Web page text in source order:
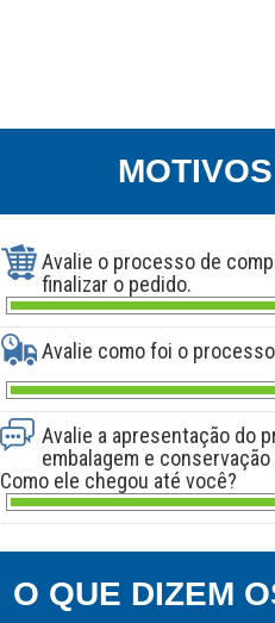
Avalie o processo de
finalizar o pedido.
Avalie como foi o
Avalie a apresentação do
embalagem e
Como ele chegou até você?
O QUE DIZEM